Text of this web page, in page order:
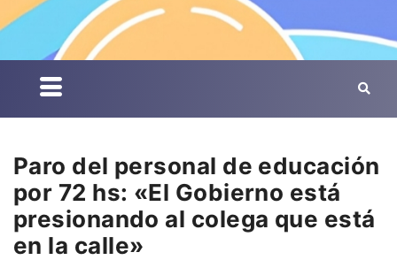
Paro del personal de educación
por 72 hs: «El Gobierno está
presionando al colega que está
en la calle»